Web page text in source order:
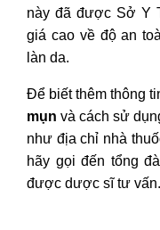
này đã được Sở Y
giá cao về độ an
làn da.
Để biết thêm thông
mụn và cách sử
như địa chỉ nhà
hãy gọi đến tổng
được dược sĩ tư vấn.